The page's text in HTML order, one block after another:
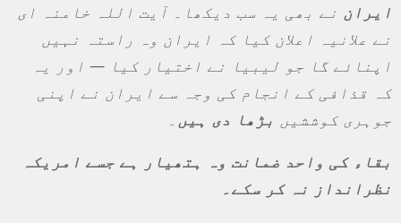
ایران نے بھی یہ سب دیکھا۔ آیت اللہ خامنہ ای
نے علانیہ اعلان کیا کہ ایران وہ راستہ نہیں
اپنائے گا جو لیبیا نے اختیار کیا — اور یہ
کہ قذافی کے انجام کی وجہ سے ایران نے اپنی
جوہری کوششیں بڑھا دی ہیں ۔
بقاء کی واحد ضمانت وہ ہتھیار ہے جسے امریکہ
نظرانداز نہ کر سکے۔